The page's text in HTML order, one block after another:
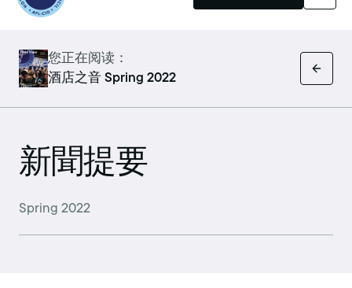
搜索您正在阅读：
酒店之音 Spring 2022
新聞提要
Spring 2022